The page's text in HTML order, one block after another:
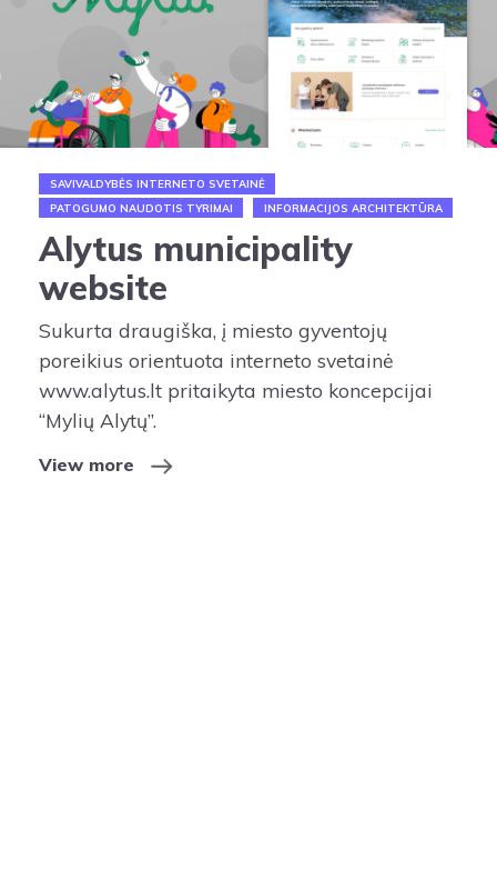
SAVIVALDYBĖS INTERNETO SVETAINĖ
PATOGUMO NAUDOTIS TYRIMAI
INFORMACIJOS ARCHITEKTŪRA
Alytus municipality
website
Sukurta draugiška, į miesto gyventojų
poreikius orientuota interneto svetainė
www.alytus.lt pritaikyta miesto koncepcijai
“Mylių Alytų”.
View more